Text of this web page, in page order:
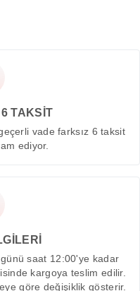
TAKSİT
vade farksız 6 taksit
ediyor.
saat 12:00'ye kadar
kargoya teslim edilir.
göre değişiklik gösterir.